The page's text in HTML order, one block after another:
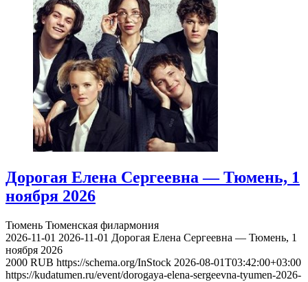
Дорогая Елена Сергеевна — Тюмень, 1
ноября 2026
Тюмень Тюменская филармония
2026-11-01 2026-11-01 Дорогая Елена Сергеевна — Тюмень, 1
ноября 2026
2000 RUB https://schema.org/InStock 2026-08-01T03:42:00+03:00
https://kudatumen.ru/event/dorogaya-elena-sergeevna-tyumen-2026-